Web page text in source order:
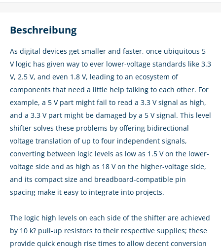
Beschreibung
As digital devices get smaller and faster, once ubiquitous 5
V logic has given way to ever lower-voltage standards like 3.3
V, 2.5 V, and even 1.8 V, leading to an ecosystem of
components that need a little help talking to each other. For
example, a 5 V part might fail to read a 3.3 V signal as high,
and a 3.3 V part might be damaged by a 5 V signal. This level
shifter solves these problems by offering bidirectional
voltage translation of up to four independent signals,
converting between logic levels as low as 1.5 V on the lower-
voltage side and as high as 18 V on the higher-voltage side,
and its compact size and breadboard-compatible pin
spacing make it easy to integrate into projects.
The logic high levels on each side of the shifter are achieved
by 10 k? pull-up resistors to their respective supplies; these
provide quick enough rise times to allow decent conversion